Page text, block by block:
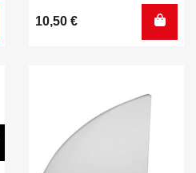
10,50 €